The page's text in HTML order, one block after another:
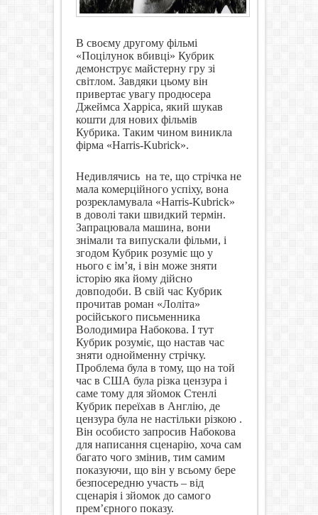
В своєму другому фільмі
«Поцілунок вбивці» Кубрик
демонструє майстерну гру зі
світлом. Завдяки цьому він
привертає увагу продюсера
Джеймса Харріса, який шукав
кошти для нових фільмів
Кубрика. Таким чином виникла
фірма «Harris-Kubrick».
Недивлячись на те, що стрічка не
мала комерційного успіху, вона
розрекламувала «Harris-Kubrick»
в доволі таки швидкий термін.
Запрацювала машина, вони
знімали та випускали фільми, і
згодом Кубрик розуміє що у
нього є ім’я, і він може зняти
історію яка йому дійсно
довподоби. В свій час Кубрик
прочитав роман «Лоліта»
російського письменника
Володимира Набокова. І тут
Кубрик розуміє, що настав час
зняти однойменну стрічку.
Проблема була в тому, що на той
час в США була різка цензура і
саме тому для зйомок Стенлі
Кубрик переїхав в Англію, де
цензура була не настільки різкою .
Він особисто запросив Набокова
для написання сценарію, хоча сам
багато чого змінив, тим самим
показуючи, що він у всьому бере
безпосередню участь – від
сценарія і зйомок до самого
прем’єрного показу.